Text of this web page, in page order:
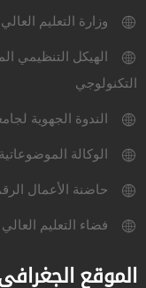
وزارة التعليم
الهيكل التنظيمي
التكنولوجي
الندوة الجهوية
الوكالة
حاضنة الأعمال
فضاء التعليم
الموقع